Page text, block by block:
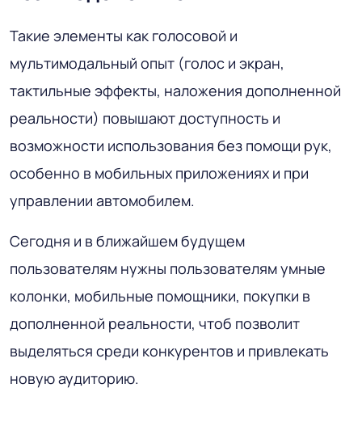
Такие элементы как голосовой и
мультимодальный опыт (голос и экран,
тактильные эффекты, наложения дополненной
реальности) повышают доступность и
возможности использования без помощи рук,
особенно в мобильных приложениях и при
управлении автомобилем.
Сегодня и в ближайшем будущем
пользователям нужны пользователям умные
колонки, мобильные помощники, покупки в
дополненной реальности, чтоб позволит
выделяться среди конкурентов и привлекать
новую аудиторию.